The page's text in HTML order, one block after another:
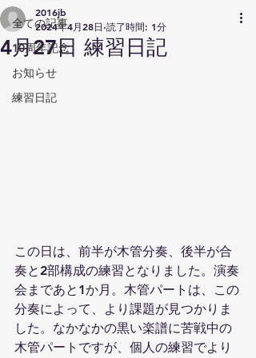
全ての記事
10周年記念
お知らせ
練習日記
4月27日 練習日記
2016jb
2024年4月28日 読了時間: 1分
この日は、前半が木管分奏、後半が合
奏と2部構成の練習となりました。演奏
会まであと1か月。木管パートは、この
分奏によって、より課題が見つかりま
した。なかなかの黒い楽譜に苦戦中の
木管パートですが、個人の練習でより